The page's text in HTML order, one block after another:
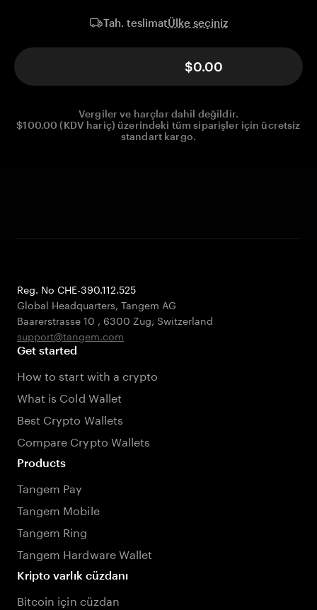
Tah. teslimatÜlke seçiniz
$0.00
Vergiler ve harçlar dahil değildir.
$100.00 (KDV hariç) üzerindeki tüm siparişler için ücretsiz
standart kargo.
Reg. No CHE-390.112.525
Global Headquarters, Tangem AG
Baarerstrasse 10 , 6300 Zug, Switzerland
support@tangem.com
Get started
How to start with a crypto
What is Cold Wallet
Best Crypto Wallets
Compare Crypto Wallets
Products
Tangem Pay
Tangem Mobile
Tangem Ring
Tangem Hardware Wallet
Kripto varlık cüzdanı
Bitcoin için cüzdan